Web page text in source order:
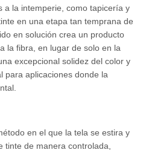
a la intemperie, como tapicería y
en una etapa tan temprana de
en solución crea un producto
la fibra, en lugar de solo en la
excepcional solidez del color y
para aplicaciones donde la
en el que la tela se estira y
de manera controlada,